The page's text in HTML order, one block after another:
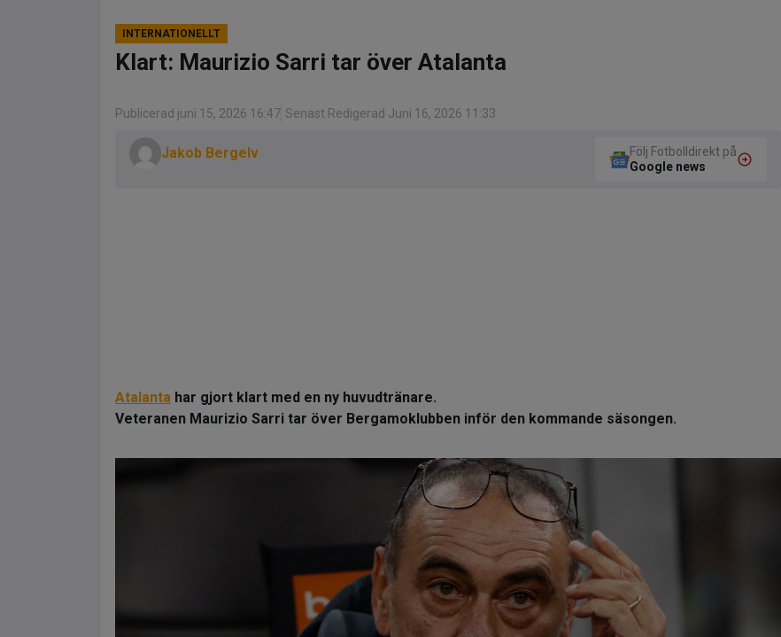
INTERNATIONELLT
Klart: Maurizio Sarri tar över Atalanta
Publicerad juni 15, 2026 16:47 Senast Redigerad Juni 16, 2026 11:33
Jakob Bergelv
Följ Fotbolldirekt på
Google news
Atalanta har gjort klart med en ny huvudtränare.
Veteranen Maurizio Sarri tar över Bergamoklubben inför den kommande säsongen.